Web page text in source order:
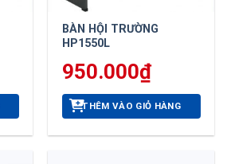
BÀN HỘI TRƯỜNG
HP1550L
950.000₫
THÊM VÀO GIỎ HÀNG